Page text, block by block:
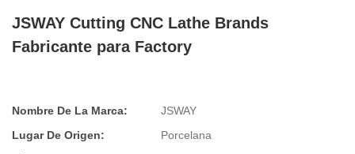
JSWAY Cutting CNC Lathe Brands
Fabricante para Factory
Nombre De La Marca:
JSWAY
Lugar De Origen:
Porcelana